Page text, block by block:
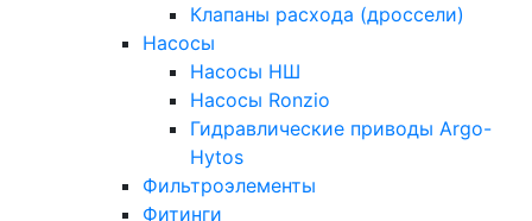
Клапаны расхода (дроссели)
Насосы
Насосы НШ
Насосы Ronzio
Гидравлические приводы Argo-
Hytos
Фильтроэлементы
Фитинги